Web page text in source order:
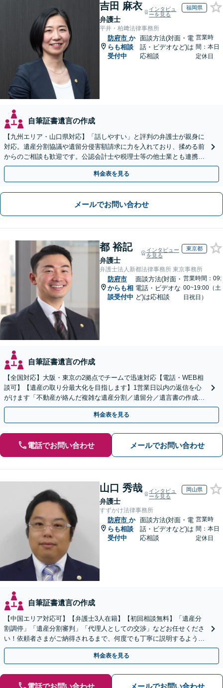
吉田 麻衣
弁護士
インタビュ
ーを見る
福岡県
平井・柏﨑法律事務所
防府市 か
らも相談
受付中
面談方法(対面・電
話・ビデオなど)は
応相談
営業時
間：本日
定休日
自筆証書遺言の作成
【九州エリア・山口県対応】「話しやすい」と評判の弁護士が親身に
対応。遺産分割協議や遺留分侵害額請求に力を入れており、揉める前
からのご相談も歓迎です。公認会計士や税理士等の他士業とも連携
し、円満な解決を全力でサポートいたします。
料金表を見る
メールでお問い合わせ
都 裕記
弁護士
インタビュー
を見る
東京都
弁護士法人新都法律事務所 東京事務所
防府市
からも相
談受付中
面談方法(対面・
電話・ビデオな
ど)は応相談
営業時間：09:
00~19:00（土
日祝日）
自筆証書遺言の作成
【全国対応】大阪・東京の2拠点でチームで迅速対応【電話・WEB相
談可】【遺産の取り分最大化を目指します】1営業日以内の返信を心
がけます「不動産が絡んだ複雑な遺産分割／遺留分／遺言書の作成・
執行／事業承継など、お任せください」【休日相談あり】
料金表を見る
電話でお問い合わせ メールでお問い合わせ
山口 秀哉
弁護士
インタビュ
ーを見る
岡山県
すずかけ法律事務所
防府市 か
らも相談
受付中
面談方法(対面・電
話・ビデオなど)は
応相談
営業時
間：本日
定休日
自筆証書遺言の作成
【中国エリア対応可】【弁護士3人在籍】【初回相談無料】「遺産分
割調停」「遺産分割審判」「代理人としての交渉」などお任せくださ
い！依頼者さまがご納得されるまで、何度でも丁寧に説明するよう心
掛けています【土日祝／夜間対応可】【当日／電話相談可】
料金表を見る
電話でお問い合わせ メールでお問い合わせ